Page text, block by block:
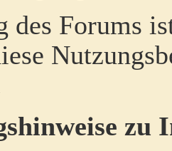
des Forums
zu